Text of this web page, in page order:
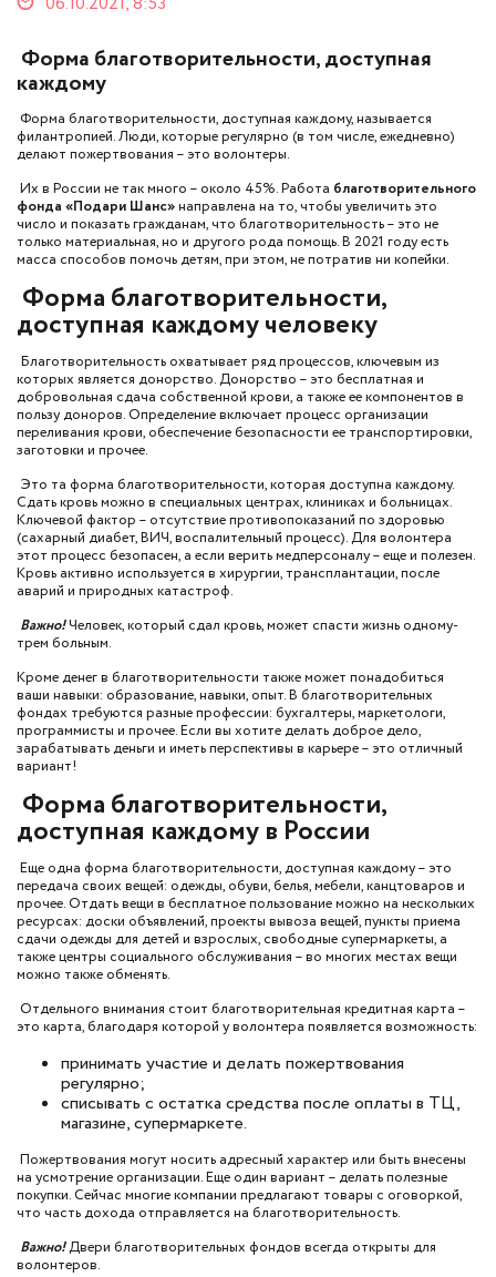
Форма благотворительности, доступная
каждому
Форма благотворительности, доступная каждому, называется
филантропией. Люди, которые регулярно (в том числе, ежедневно)
делают пожертвования – это волонтеры.
Их в России не так много – около 45%. Работа благотворительного
фонда «Подари Шанс»направлена на то, чтобы увеличить это
число и показать гражданам, что благотворительность – это не
только материальная, но и другого рода помощь. В 2021 году есть
масса способов помочь детям, при этом, не потратив ни копейки.
Форма благотворительности,
доступная каждому человеку
Благотворительность охватывает ряд процессов, ключевым из
которых является донорство. Донорство – это бесплатная и
добровольная сдача собственной крови, а также ее компонентов в
пользу доноров. Определение включает процесс организации
переливания крови, обеспечение безопасности ее транспортировки,
заготовки и прочее.
Это та форма благотворительности, которая доступна каждому.
Сдать кровь можно в специальных центрах, клиниках и больницах.
Ключевой фактор – отсутствие противопоказаний по здоровью
(сахарный диабет, ВИЧ, воспалительный процесс). Для волонтера
этот процесс безопасен, а если верить медперсоналу – еще и полезен.
Кровь активно используется в хирургии, трансплантации, после
аварий и природных катастроф.
Важно!Человек, который сдал кровь, может спасти жизнь одному-
трем больным.
Кроме денег в благотворительности также может понадобиться
ваши навыки: образование, навыки, опыт. В благотворительных
фондах требуются разные профессии: бухгалтеры, маркетологи,
программисты и прочее. Если вы хотите делать доброе дело,
зарабатывать деньги и иметь перспективы в карьере – это отличный
вариант!
Форма благотворительности,
доступная каждому в России
Еще одна форма благотворительности, доступная каждому – это
передача своих вещей: одежды, обуви, белья, мебели, канцтоваров и
прочее. Отдать вещи в бесплатное пользование можно на нескольких
ресурсах: доски объявлений, проекты вывоза вещей, пункты приема
сдачи одежды для детей и взрослых, свободные супермаркеты, а
также центры социального обслуживания – во многих местах вещи
можно также обменять.
Отдельного внимания стоит благотворительная кредитная карта –
это карта, благодаря которой у волонтера появляется возможность:
принимать участие и делать пожертвования
регулярно;
списывать с остатка средства после оплаты в ТЦ,
магазине, супермаркете.
Пожертвования могут носить адресный характер или быть внесены
на усмотрение организации. Еще один вариант – делать полезные
покупки. Сейчас многие компании предлагают товары с оговоркой,
что часть дохода отправляется на благотворительность.
Важно!Двери благотворительных фондов всегда открыты для
волонтеров.